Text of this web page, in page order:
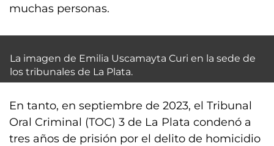
muchas personas.
La imagen de Emilia Uscamayta Curi en la sede de
los tribunales de La Plata.
En tanto, en septiembre de 2023, el Tribunal
Oral Criminal (TOC) 3 de La Plata condenó a
tres años de prisión por el delito de homicidio